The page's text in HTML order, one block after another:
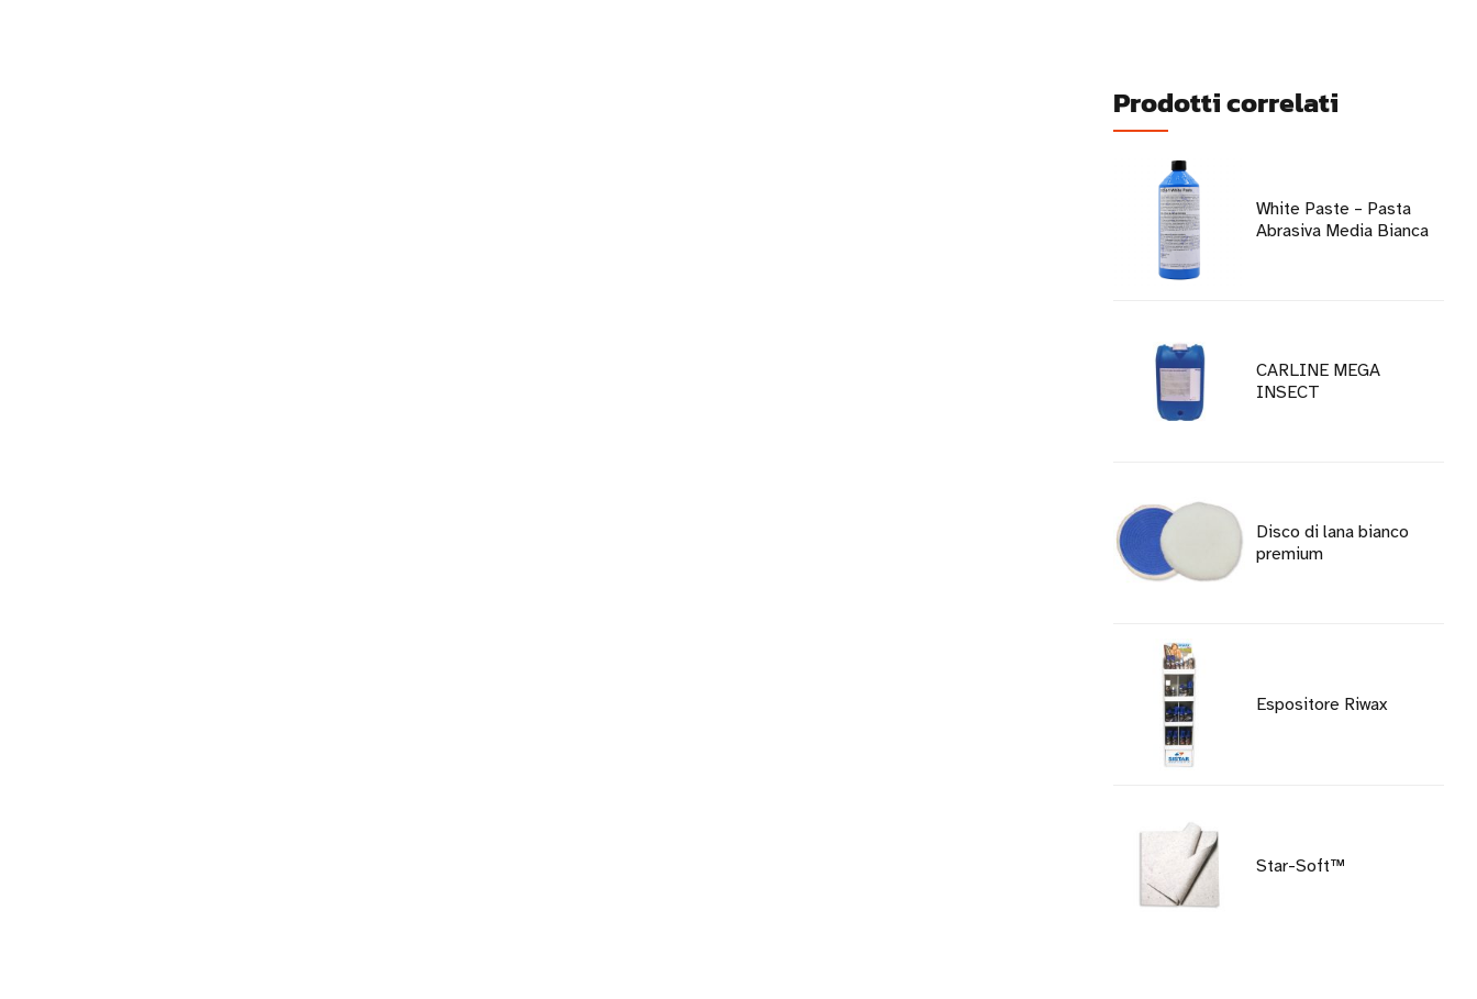
Prodotti correlati
White Paste – Pasta
Abrasiva Media Bianca
CARLINE MEGA
INSECT
Disco di lana bianco
premium
Espositore Riwax
Star-Soft™